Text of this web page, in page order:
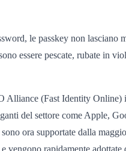
le passkey non lasciano
essere pescate, rubate in
Alliance (Fast Identity Online)
del settore come Apple,
ora supportate dalla
vengono rapidamente adottate